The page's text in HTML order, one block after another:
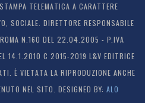
TELEMATICA A CARATTERE
SOCIALE. DIRETTORE RESPONSABILE
N.160 DEL 22.04.2005 - P.IVA
14.1.2010 C 2015-2019 L&V EDITRICE
È VIETATA LA RIPRODUZIONE ANCHE
NEL SITO. DESIGNED BY: ALO